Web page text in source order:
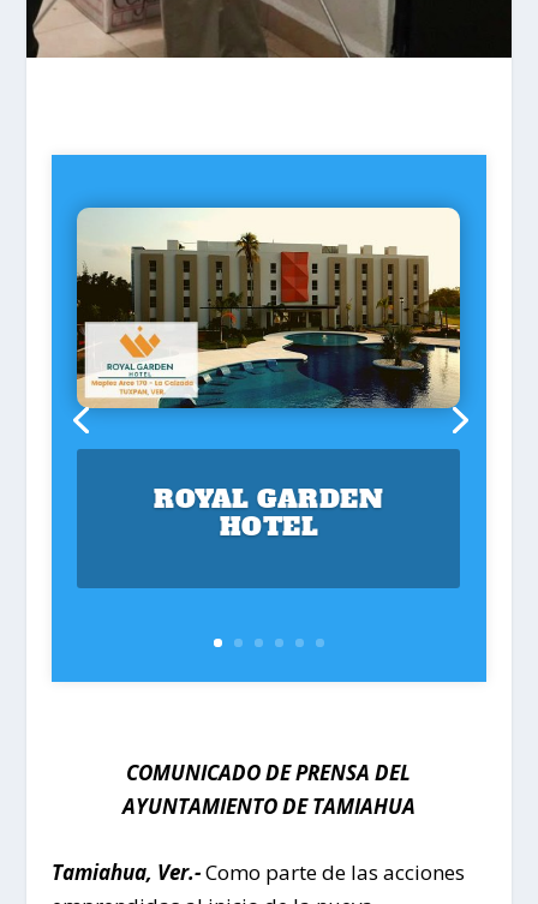
ROYAL GARDEN
HOTEL
COMUNICADO DE PRENSA DEL
AYUNTAMIENTO DE TAMIAHUA
Tamiahua, Ver.-Como parte de las acciones